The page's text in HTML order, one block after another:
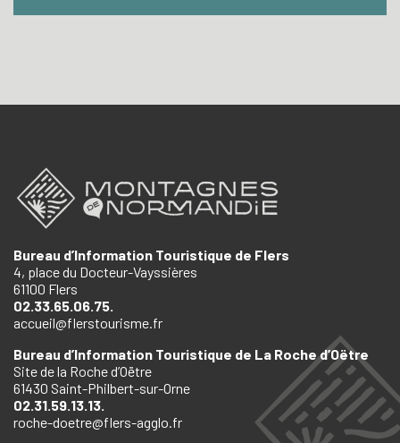
Bureau d’Information Touristique de Flers
4, place du Docteur-Vayssières
61100 Flers
02.33.65.06.75.
accueil@flerstourisme.fr
Bureau d’Information Touristique de La Roche d’Oëtre
Site de la Roche d’Oëtre
61430 Saint-Philbert-sur-Orne
02.31.59.13.13.
roche-doetre@flers-agglo.fr